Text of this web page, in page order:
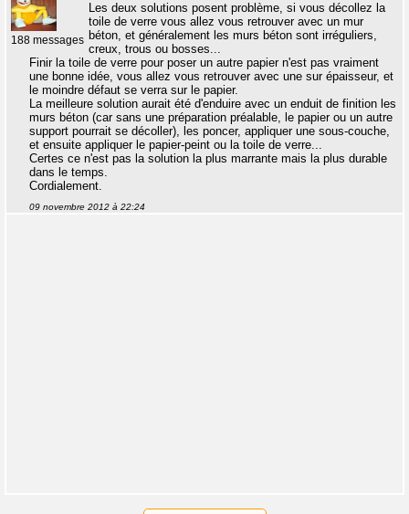
188 messages
Les deux solutions posent problème, si vous décollez la
toile de verre vous allez vous retrouver avec un mur
béton, et généralement les murs béton sont irréguliers,
creux, trous ou bosses...
Finir la toile de verre pour poser un autre papier n'est pas vraiment
une bonne idée, vous allez vous retrouver avec une sur épaisseur, et
le moindre défaut se verra sur le papier.
La meilleure solution aurait été d'enduire avec un enduit de finition les
murs béton (car sans une préparation préalable, le papier ou un autre
support pourrait se décoller), les poncer, appliquer une sous-couche,
et ensuite appliquer le papier-peint ou la toile de verre...
Certes ce n'est pas la solution la plus marrante mais la plus durable
dans le temps.
Cordialement.
09 novembre 2012 à 22:24